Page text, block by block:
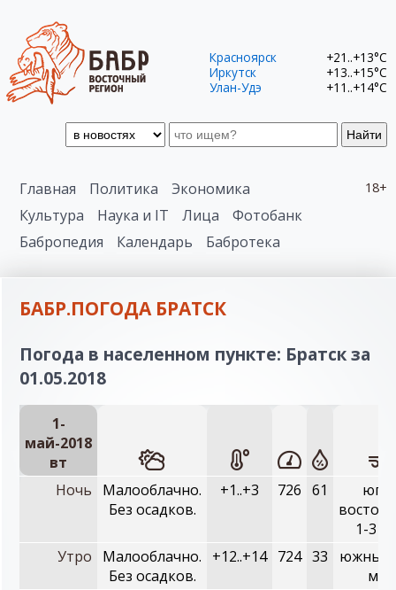
Найти
Красноярск
+21..+13°C
Иркутск
+13..+15°C
Улан-Удэ
+11..+14°C
18+
Главная Политика
Экономика
Культура
Наука и IT Лица
Фотобанк
Бабропедия
Календарь Бабротека
БАБР.ПОГОДА БРАТСК
Погода в населенном пункте: Братск за
01.05.2018
1-
май-2018
вт
Ночь
Малооблачно.
Без осадков.
+1..+3 726 61
юго-
1-3
Утро
Малооблачно.
Без осадков.
+12..+14 724 33
южный,
м/с